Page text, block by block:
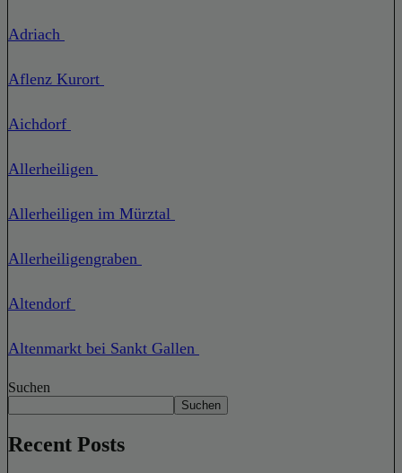
Adriach
Aflenz Kurort
Aichdorf
Allerheiligen
Allerheiligen im Mürztal
Allerheiligengraben
Altendorf
Altenmarkt bei Sankt Gallen
Suchen
Suchen
Recent Posts